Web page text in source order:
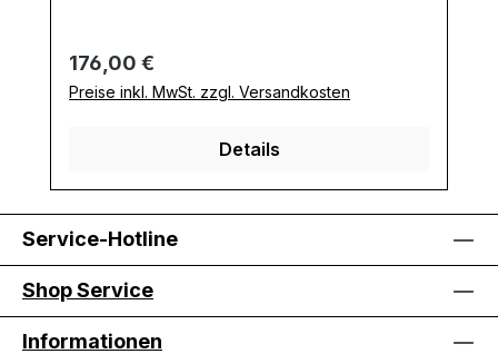
Regulärer Preis:
176,00 €
Preise inkl. MwSt. zzgl. Versandkosten
Details
Service-Hotline
Shop Service
Informationen